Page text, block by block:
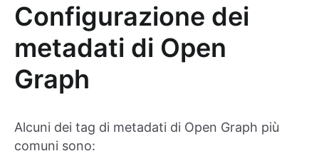
Configurazione dei
metadati di Open
Graph
Alcuni dei tag di metadati di Open Graph più
comuni sono: